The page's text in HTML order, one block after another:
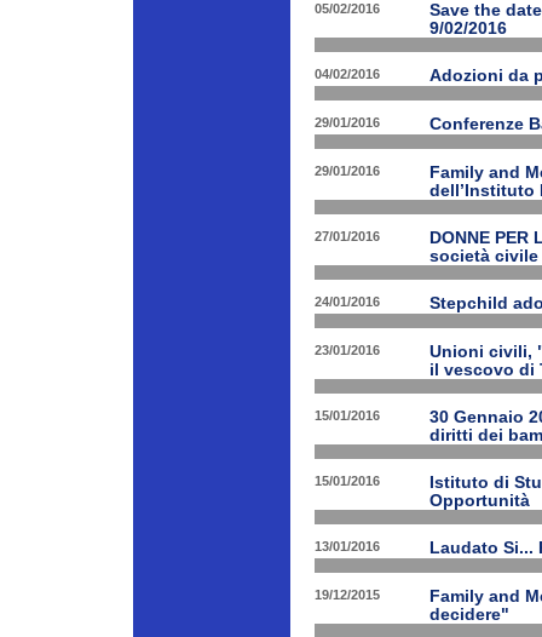
05/02/2016
Save the
9/02/2016
04/02/2016 Adozioni da
29/01/2016 Conferenze
29/01/2016
Family and
dell’Instituto
27/01/2016
DONNE
società
24/01/2016 Stepchild
23/01/2016
Unioni civili,
il vescovo di
15/01/2016
30 Gennaio
diritti dei
15/01/2016
Istituto di
Opportunità
13/01/2016 Laudato Si...
19/12/2015
Family and
decidere"